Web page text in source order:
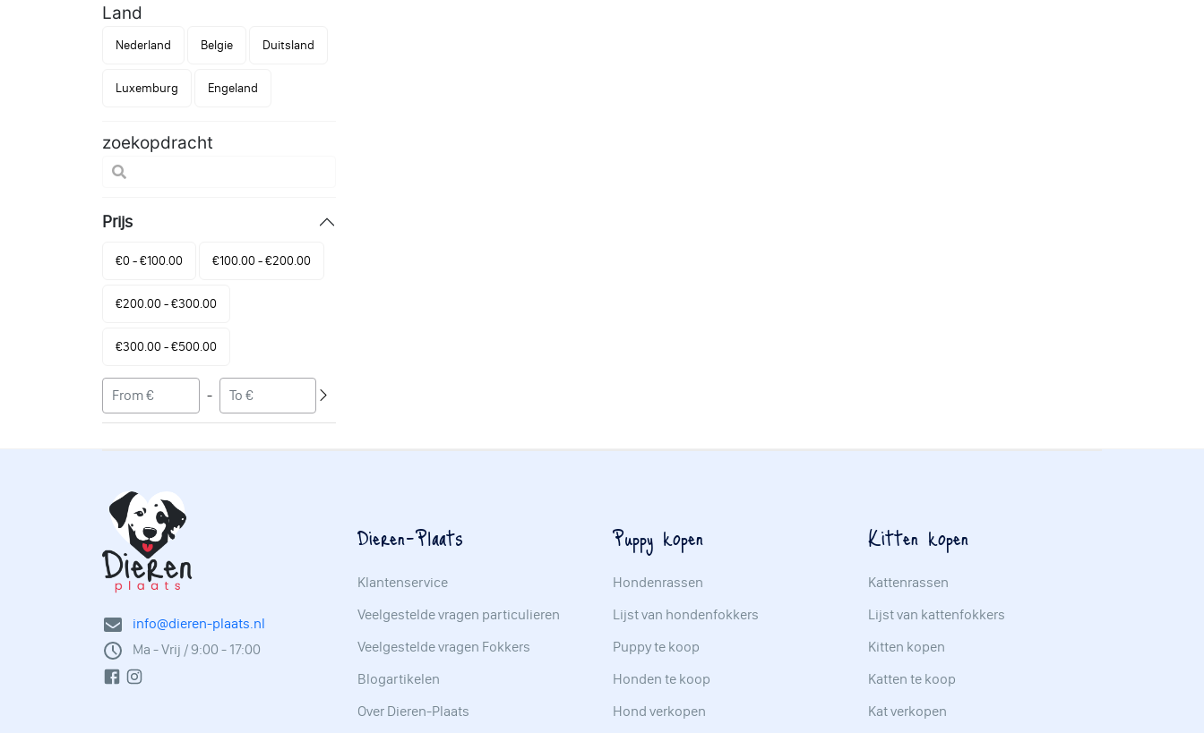
Land
Nederland Belgie Duitsland
Luxemburg Engeland
zoekopdracht
Prijs
€0 - €100.00 €100.00 - €200.00
€200.00 - €300.00
€300.00 - €500.00
-
info@dieren-plaats.nl
Ma - Vrij / 9:00 - 17:00
Dieren-Plaats
Klantenservice
Veelgestelde vragen particulieren
Veelgestelde vragen Fokkers
Blogartikelen
Over Dieren-Plaats
Puppy kopen
Hondenrassen
Lijst van hondenfokkers
Puppy te koop
Honden te koop
Hond verkopen
Kitten kopen
Kattenrassen
Lijst van kattenfokkers
Kitten kopen
Katten te koop
Kat verkopen